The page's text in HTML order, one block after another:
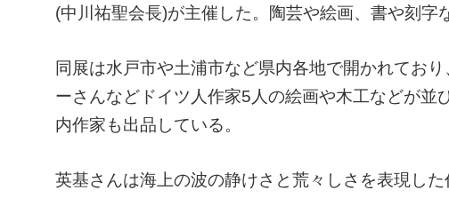
(中川祐聖会長)が主催した。陶芸や絵画、書や刻字
同展は水戸市や土浦市など県内各地で開かれてお
ーさんなどドイツ人作家5人の絵画や木工などが
内作家も出品している。
英基さんは海上の波の静けさと荒々しさを表現し